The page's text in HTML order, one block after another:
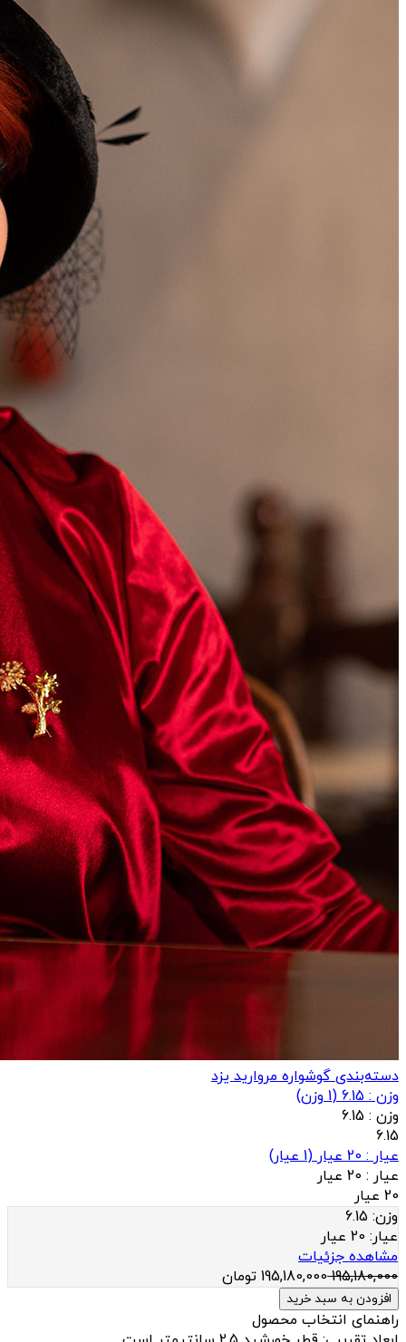
دسته‌بندی گوشواره مروارید یزد
وزن : 6.15
(
1 وزن)
وزن : 6.15
6.15
عيار : 20 عیار
(
1 عيار)
عيار : 20 عیار
20 عیار
وزن: 6.15
عيار: 20 عیار
مشاهده جزئیات
195,180,000
195,180,000 تومان
افزودن به سبد خرید
راهنمای انتخاب محصول